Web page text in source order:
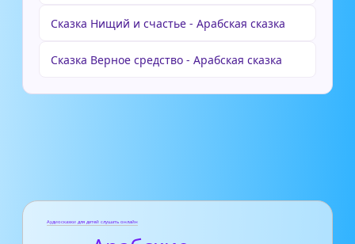
Сказка Нищий и счастье - Арабская сказка
Сказка Верное средство - Арабская сказка
Аудиосказки для детей слушать онлайн